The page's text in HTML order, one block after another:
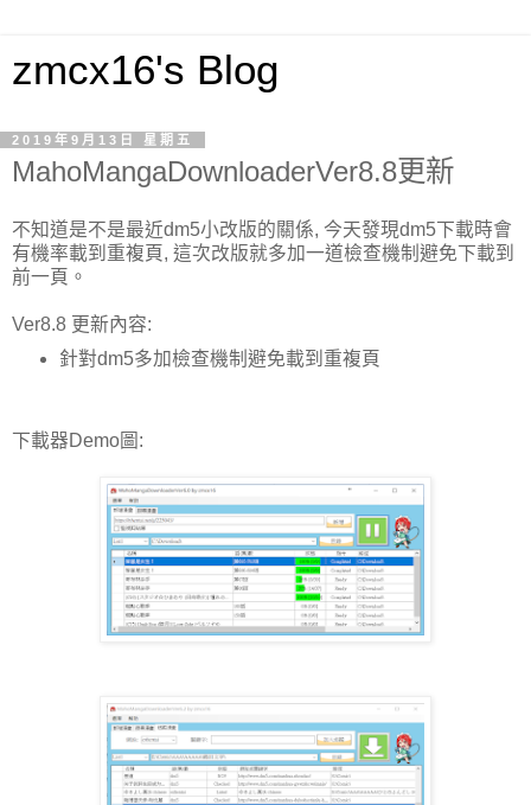
zmcx16's Blog
2019年9月13日 星期五
MahoMangaDownloaderVer8.8更新
不知道是不是最近dm5小改版的關係, 今天發現dm5下載時會
有機率載到重複頁, 這次改版就多加一道檢查機制避免下載到
前一頁。
Ver8.8 更新內容:
針對dm5多加檢查機制避免載到重複頁
下載器Demo圖: